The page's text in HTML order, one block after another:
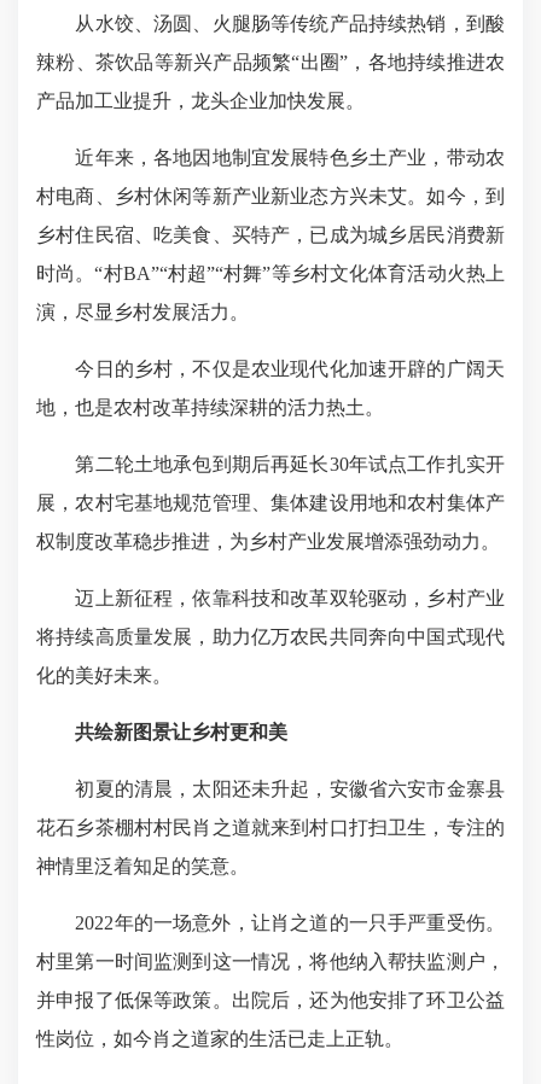
从水饺、汤圆、火腿肠等传统产品持续热销，到酸
辣粉、茶饮品等新兴产品频繁“出圈”，各地持续推进农
产品加工业提升，龙头企业加快发展。
近年来，各地因地制宜发展特色乡土产业，带动农
村电商、乡村休闲等新产业新业态方兴未艾。如今，到
乡村住民宿、吃美食、买特产，已成为城乡居民消费新
时尚。“村BA”“村超”“村舞”等乡村文化体育活动火热上
演，尽显乡村发展活力。
今日的乡村，不仅是农业现代化加速开辟的广阔天
地，也是农村改革持续深耕的活力热土。
第二轮土地承包到期后再延长30年试点工作扎实开
展，农村宅基地规范管理、集体建设用地和农村集体产
权制度改革稳步推进，为乡村产业发展增添强劲动力。
迈上新征程，依靠科技和改革双轮驱动，乡村产业
将持续高质量发展，助力亿万农民共同奔向中国式现代
化的美好未来。
共绘新图景让乡村更和美
初夏的清晨，太阳还未升起，安徽省六安市金寨县
花石乡茶棚村村民肖之道就来到村口打扫卫生，专注的
神情里泛着知足的笑意。
2022年的一场意外，让肖之道的一只手严重受伤。
村里第一时间监测到这一情况，将他纳入帮扶监测户，
并申报了低保等政策。出院后，还为他安排了环卫公益
性岗位，如今肖之道家的生活已走上正轨。